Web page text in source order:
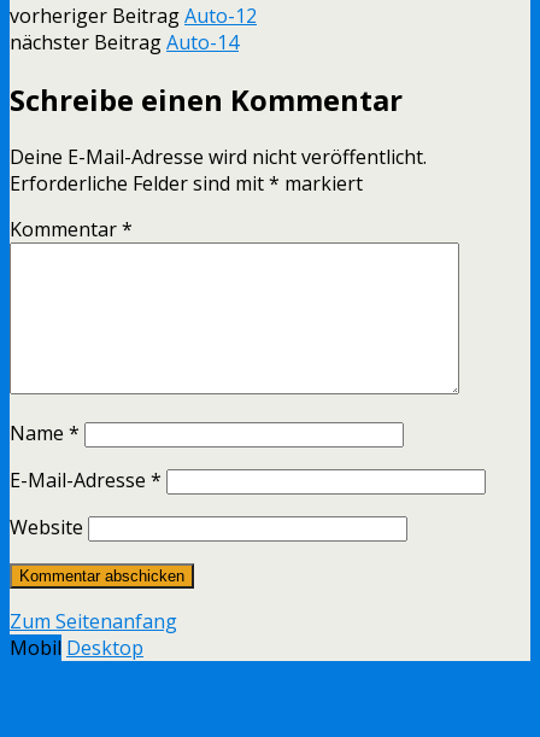
vorheriger BeitragAuto-12
nächster BeitragAuto-14
Schreibe einen Kommentar
Deine E-Mail-Adresse wird nicht veröffentlicht.
Erforderliche Felder sind mit* markiert
Kommentar*
Name *
E-Mail-Adresse *
Website
Zum Seitenanfang
Mobil Desktop